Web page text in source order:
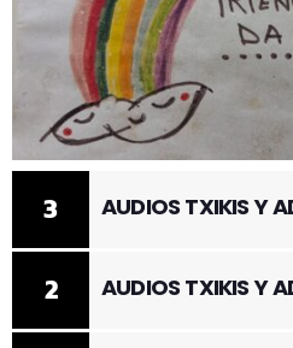
2 AUDIOS TXIKIS Y
3 AUDIOS TXIKIS Y